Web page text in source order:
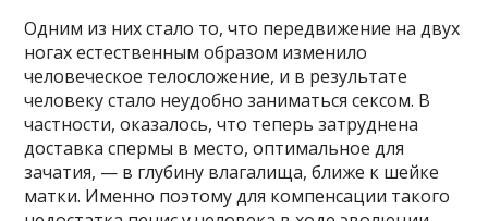
Одним из них стало то, что передвижение на двух
ногах естественным образом изменило
человеческое телосложение, и в результате
человеку стало неудобно заниматься сексом. В
частности, оказалось, что теперь затруднена
доставка спермы в место, оптимальное для
зачатия, — в глубину влагалища, ближе к шейке
матки. Именно поэтому для компенсации такого